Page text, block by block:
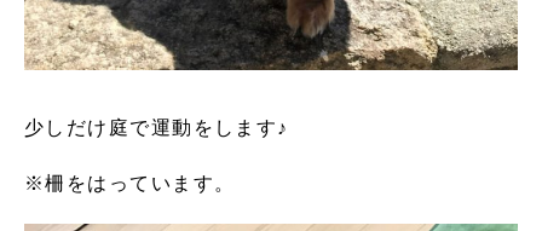
少しだけ庭で運動をします♪
※柵をはっています。